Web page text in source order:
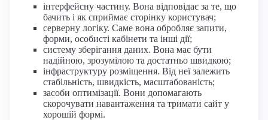
інтерфейсну частину. Вона відповідає за те, що
бачить і як сприймає сторінку користувач;
серверну логіку. Саме вона обробляє запити,
форми, особисті кабінети та інші дії;
систему зберігання даних. Вона має бути
надійною, зрозумілою та достатньо швидкою;
інфраструктуру розміщення. Від неї залежить
стабільність, швидкість, масштабованість;
засоби оптимізації. Вони допомагають
скорочувати навантаження та тримати сайт у
хорошій формі.